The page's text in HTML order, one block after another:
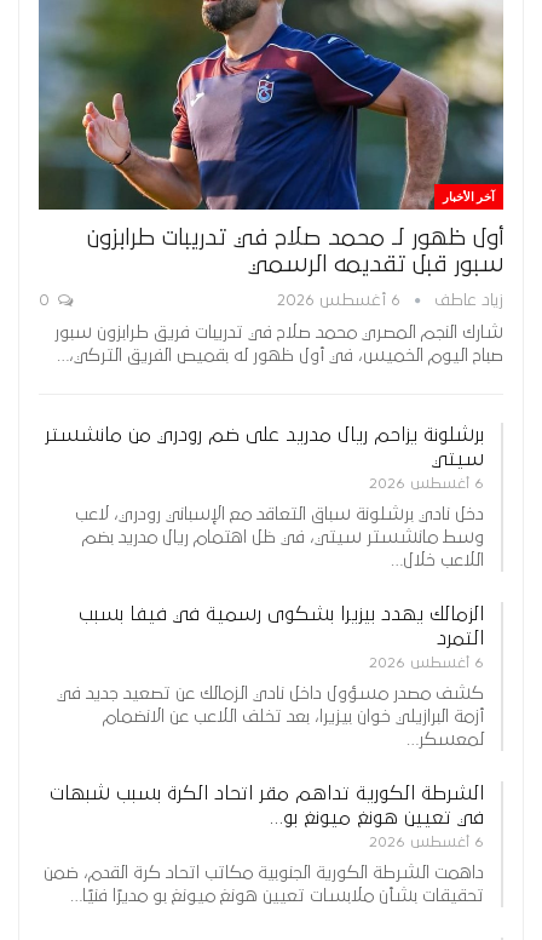
آخر الأخبار
أول ظهور لـ محمد صلاح في تدريبات طرابزون
سبور قبل تقديمه الرسمي
زياد عاطف 6 أغسطس 2026
شارك النجم المصري محمد صلاح في تدريبات فريق طرابزون سبور
صباح اليوم الخميس، في أول ظهور له بقميص الفريق التركي،…
برشلونة يزاحم ريال مدريد على ضم رودري من مانشستر
سيتي
6 أغسطس 2026
دخل نادي برشلونة سباق التعاقد مع الإسباني رودري، لاعب
وسط مانشستر سيتي، في ظل اهتمام ريال مدريد بضم
اللاعب خلال…
الزمالك يهدد بيزيرا بشكوى رسمية في فيفا بسبب
التمرد
6 أغسطس 2026
كشف مصدر مسؤول داخل نادي الزمالك عن تصعيد جديد في
أزمة البرازيلي خوان بيزيرا، بعد تخلف اللاعب عن الانضمام
لمعسكر…
الشرطة الكورية تداهم مقر اتحاد الكرة بسبب شبهات
في تعيين هونغ ميونغ بو…
6 أغسطس 2026
داهمت الشرطة الكورية الجنوبية مكاتب اتحاد كرة القدم، ضمن
تحقيقات بشأن ملابسات تعيين هونغ ميونغ بو مديرًا فنيًا…